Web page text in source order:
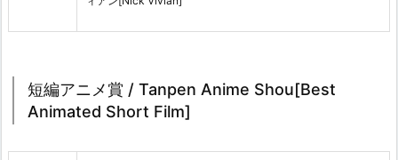
短編アニメ賞 / Tanpen Anime Shou[Best
Animated Short Film]